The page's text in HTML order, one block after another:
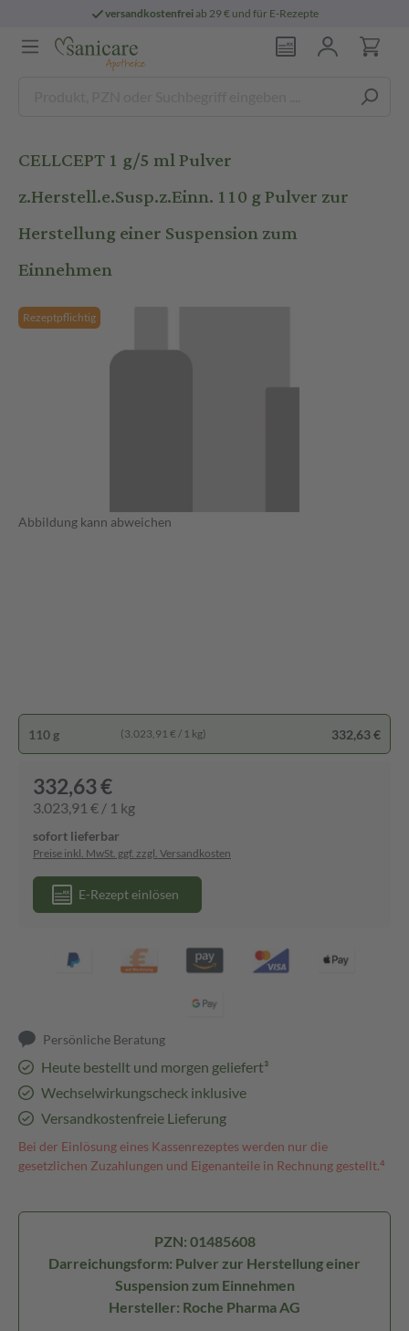
versandkostenfreiab 29 € und für E-Rezepte
CELLCEPT 1 g/5 ml Pulver
z.Herstell.e.Susp.z.Einn. 110 g Pulver zur
Herstellung einer Suspension zum
Einnehmen
Rezeptpflichtig
Abbildung kann abweichen
110 g (3.023,91 € / 1 kg) 332,63 €
332,63 €
3.023,91 € / 1 kg
sofort lieferbar
Preise inkl. MwSt. ggf. zzgl. Versandkosten
E-Rezept einlösen
Persönliche Beratung
Heute bestellt und morgen geliefert³
Wechselwirkungscheck inklusive
Versandkostenfreie Lieferung
Bei der Einlösung eines Kassenrezeptes werden nur die
gesetzlichen Zuzahlungen und Eigenanteile in Rechnung gestellt.⁴
PZN: 01485608
Darreichungsform: Pulver zur Herstellung einer
Suspension zum Einnehmen
Hersteller: Roche Pharma AG